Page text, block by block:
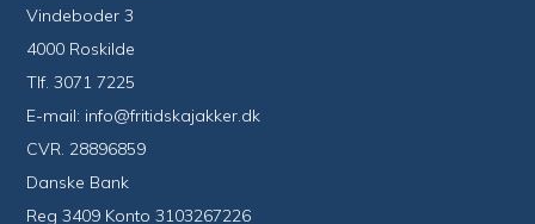
Vindeboder 3
4000 Roskilde
Tlf.3071 7225
E-mail: info@fritidskajakker.dk
CVR. 28896859
Danske Bank
Reg 3409 Konto 3103267226